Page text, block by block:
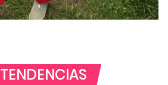
TENDENCIAS